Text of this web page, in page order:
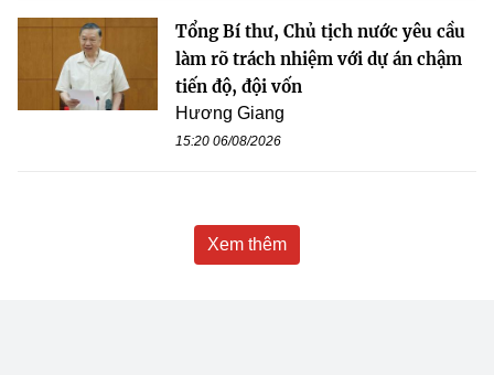
Tổng Bí thư, Chủ tịch nước yêu cầu
làm rõ trách nhiệm với dự án chậm
tiến độ, đội vốn
Hương Giang
15:20 06/08/2026
Xem thêm